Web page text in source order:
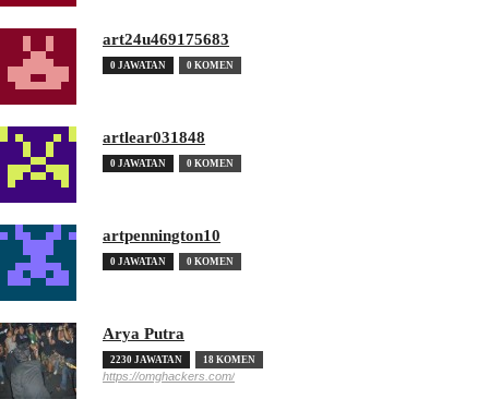
art24u469175683
0 JAWATAN 0 KOMEN
artlear031848
0 JAWATAN 0 KOMEN
artpennington10
0 JAWATAN 0 KOMEN
Arya Putra
2230 JAWATAN 18 KOMEN
https://omghackers.com/